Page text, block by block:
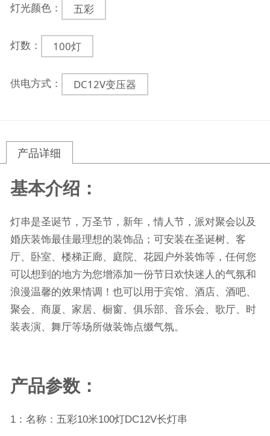
灯光颜色： 五彩
灯数： 100灯
供电方式： DC12V变压器
产品详细
基本介绍：
灯串是圣诞节，万圣节，新年，情人节，派对聚会以及
婚庆装饰最佳最理想的装饰品；可安装在圣诞树、客
厅、卧室、楼梯正廊、庭院、花园户外装饰等，任何您
可以想到的地方为您增添加一份节日欢快迷人的气氛和
浪漫温馨的效果情调！也可以用于宾馆、酒店、酒吧、
聚会、商厦、家居、橱窗、俱乐部、音乐会、歌厅、时
装表演、舞厅等场所做装饰点缀气氛。
产品参数：
1：名称： 五彩10米100灯DC12V长灯串